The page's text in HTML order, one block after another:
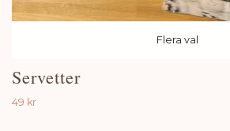
Flera val
Servetter
49 kr